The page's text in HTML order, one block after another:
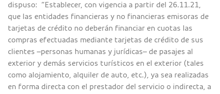
dispuso: “Establecer, con vigencia a partir del 26.11.21,
que las entidades financieras y no financieras emisoras de
tarjetas de crédito no deberán financiar en cuotas las
compras efectuadas mediante tarjetas de crédito de sus
clientes –personas humanas y jurídicas– de pasajes al
exterior y demás servicios turísticos en el exterior (tales
como alojamiento, alquiler de auto, etc.), ya sea realizadas
en forma directa con el prestador del servicio o indirecta, a